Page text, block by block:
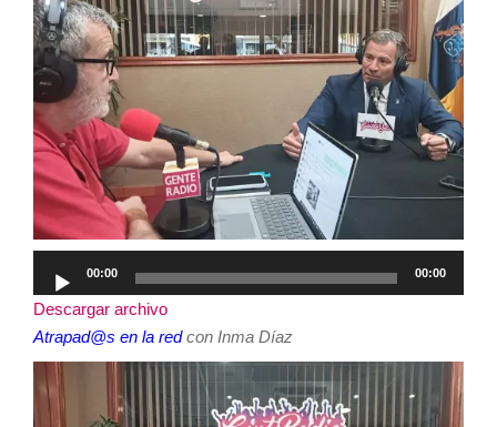
de
audio
00:00 00:00
Descargar archivo
Atrapad@s en la redcon Inma Díaz